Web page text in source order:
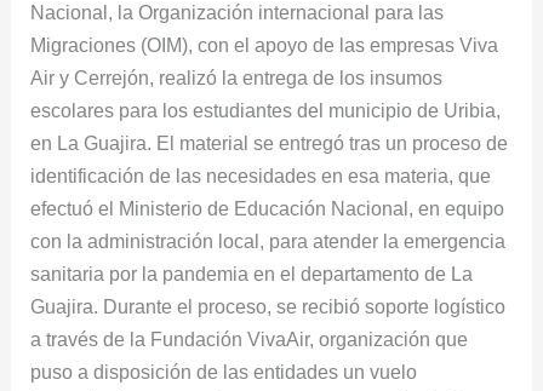
Nacional, la Organización internacional para las
Migraciones (OIM), con el apoyo de las empresas Viva
Air y Cerrejón, realizó la entrega de los insumos
escolares para los estudiantes del municipio de Uribia,
en La Guajira. El material se entregó tras un proceso de
identificación de las necesidades en esa materia, que
efectuó el Ministerio de Educación Nacional, en equipo
con la administración local, para atender la emergencia
sanitaria por la pandemia en el departamento de La
Guajira. Durante el proceso, se recibió soporte logístico
a través de la Fundación VivaAir, organización que
puso a disposición de las entidades un vuelo
pandemia